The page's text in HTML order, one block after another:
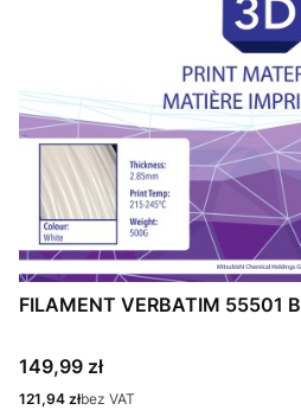
FILAMENT VERBATIM 55501
Cena
149,99 zł
Cena
121,94 złbez VAT